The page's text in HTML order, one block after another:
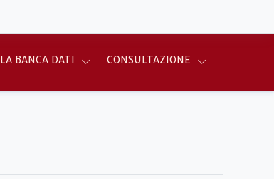
LA BANCA DATI CONSULTAZIONE